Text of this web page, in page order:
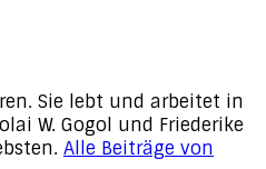
Sie lebt und arbeitet in
W. Gogol und Friederike
Alle Beiträge von